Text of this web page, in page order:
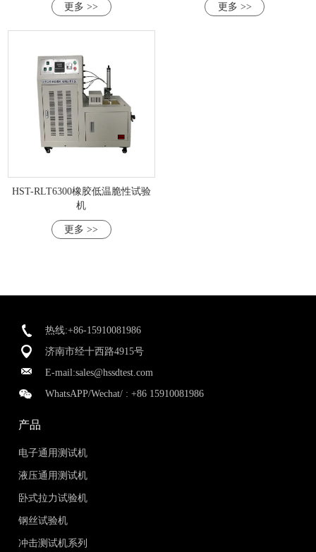
更多 >> 更多 >>
HST-RLT6300橡胶低温脆性试验
机
更多 >>
热线:+86-15910081986
济南市经十西路4915号
E-mail:sales@hssdtest.com
WhatsAPP/Wechat/ :+86 15910081986
产品
电子通用测试机
液压通用测试机
卧式拉力试验机
钢丝试验机
冲击测试机系列